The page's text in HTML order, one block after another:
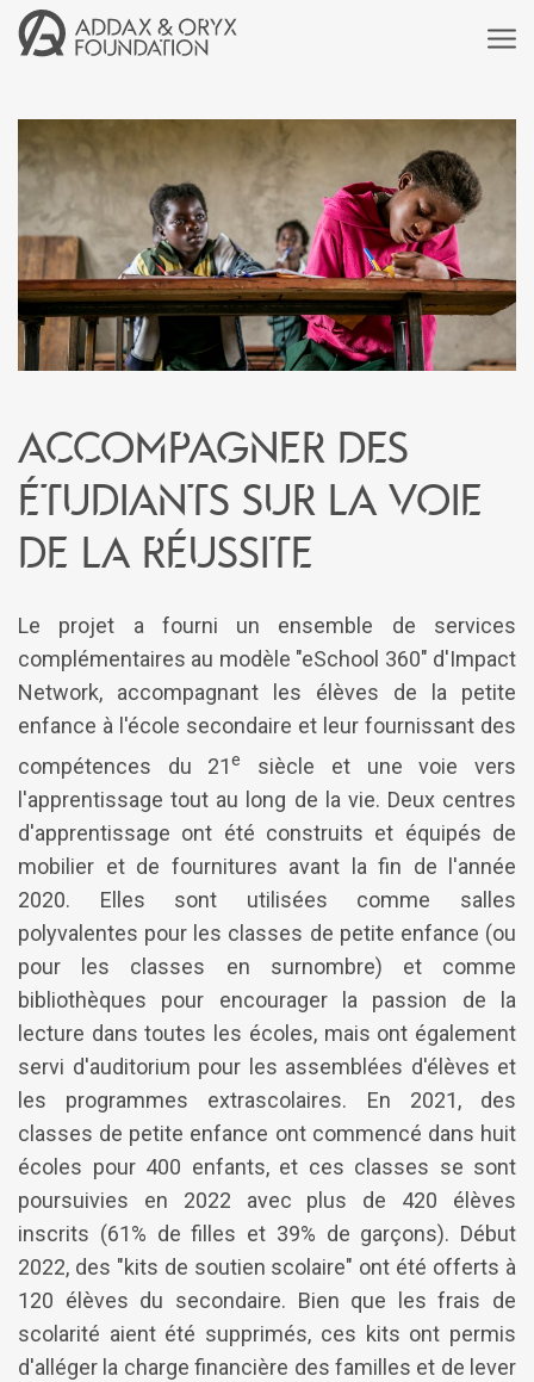
Accompagner des
étudiants sur la voie
de la réussite
Le projet a fourni un ensemble de services
complémentaires au modèle "eSchool 360" d'Impact
Network, accompagnant les élèves de la petite
enfance à l'école secondaire et leur fournissant des
compétences du 21e
siècle et une voie vers
l'apprentissage tout au long de la vie. Deux centres
d'apprentissage ont été construits et équipés de
mobilier et de fournitures avant la fin de l'année
2020. Elles sont utilisées comme salles
polyvalentes pour les classes de petite enfance (ou
pour les classes en surnombre) et comme
bibliothèques pour encourager la passion de la
lecture dans toutes les écoles, mais ont également
servi d'auditorium pour les assemblées d'élèves et
les programmes extrascolaires. En 2021, des
classes de petite enfance ont commencé dans huit
écoles pour 400 enfants, et ces classes se sont
poursuivies en 2022 avec plus de 420 élèves
inscrits (61% de filles et 39% de garçons). Début
2022, des "kits de soutien scolaire" ont été offerts à
120 élèves du secondaire. Bien que les frais de
scolarité aient été supprimés, ces kits ont permis
d'alléger la charge financière des familles et de lever